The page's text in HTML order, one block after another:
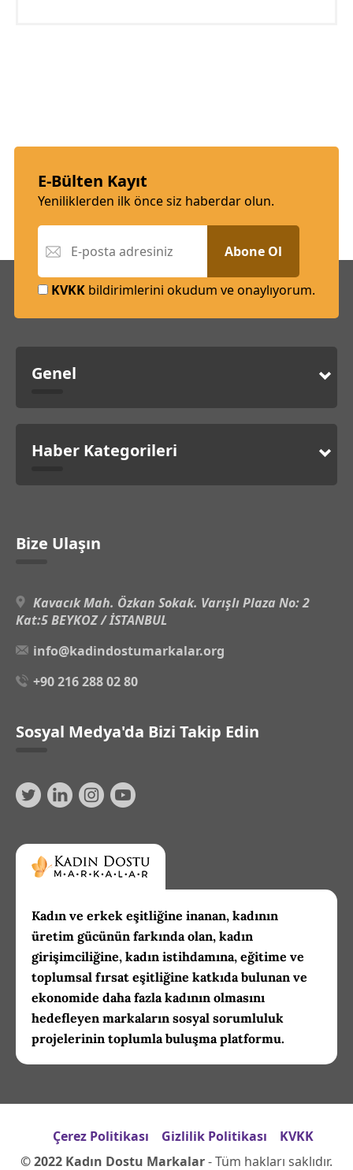
E-Bülten Kayıt
Yeniliklerden ilk önce siz haberdar olun.
Abone Ol
KVKK bildirimlerini okudum ve onaylıyorum.
Genel
Haber Kategorileri
Bize Ulaşın
Kavacık Mah. Özkan Sokak. Varışlı Plaza No: 2
Kat:5 BEYKOZ / İSTANBUL
info@kadindostumarkalar.org
+90 216 288 02 80
Sosyal Medya'da Bizi Takip Edin
Kadın ve erkek eşitliğine inanan, kadının
üretim gücünün farkında olan, kadın
girişimciliğine, kadın istihdamına, eğitime ve
toplumsal fırsat eşitliğine katkıda bulunan ve
ekonomide daha fazla kadının olmasını
hedefleyen markaların sosyal sorumluluk
projelerinin toplumla buluşma platformu.
Çerez Politikası Gizlilik Politikası
KVKK
© 2022 Kadın Dostu Markalar- Tüm hakları saklıdır.